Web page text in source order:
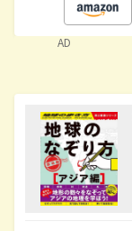
AD